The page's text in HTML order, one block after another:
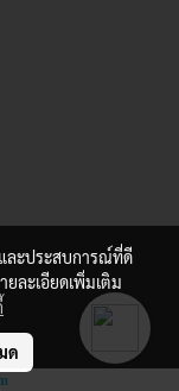
ละประสบการณ์ที่ดี
ยละเอียดเพิ่มเติม
ด